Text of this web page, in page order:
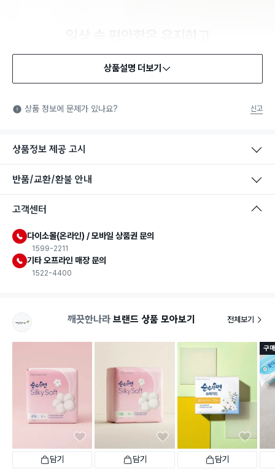
상품설명 더보기
상품 정보에 문제가 있나요? 신고
상품정보 제공 고시
반품/교환/환불 안내
고객센터
다이소몰(온라인) / 모바일 상품권 문의
1599-2211
기타 오프라인 매장 문의
1522-4400
깨끗한나라 브랜드 상품 모아보기 전체보기
담기 담기 담기
구